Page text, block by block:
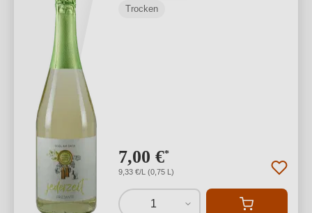
Trocken
7,00 €*
9,33 €/L (0,75 L)
1